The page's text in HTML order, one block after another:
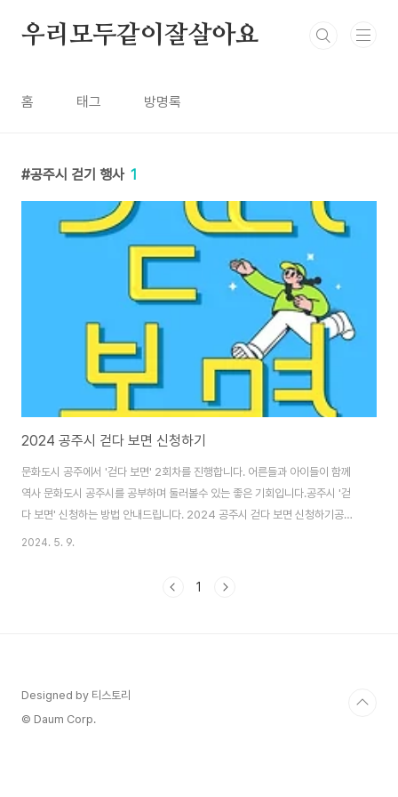
우리모두같이잘살아요
홈 태그 방명록
공주시 걷기 행사 1
2024 공주시 걷다 보면 신청하기
문화도시 공주에서 '걷다 보면' 2회차를 진행합니다. 어른들과 아이들이 함께
역사 문화도시 공주시를 공부하며 둘러볼수 있는 좋은 기회입니다.공주시 '걷
다 보면' 신청하는 방법 안내드립니다. 2024 공주시 걷다 보면 신청하기공주
하면 백제 문화만 떠올리시지만, 근현대문화유산도 풍부한 도시입니다. 이번 2
걷기 행사일 것 같습니다.신청기간이 길지 않습니다. 빠르게 예약하세요 ^^ ▽
2024. 5. 9.
1
Designed by 티스토리
© Daum Corp.